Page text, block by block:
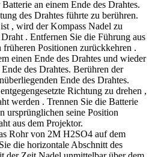
an einem Ende des Drahtes.
des Drahtes führte zu berühren.
, wird der Kompass Nadel zu
. Entfernen Sie die Führung aus
Positionen zurückkehren .
einen Ende des Drahtes und wieder
des Drahtes. Berühren der
Ende des Drahtes.
Richtung zu drehen ,
werden . Trennen Sie die Batterie
ursprünglichen seine Position
aus dem Projektor.
Rohr von 2M H2SO4 auf dem
die horizontale Abschnitt des